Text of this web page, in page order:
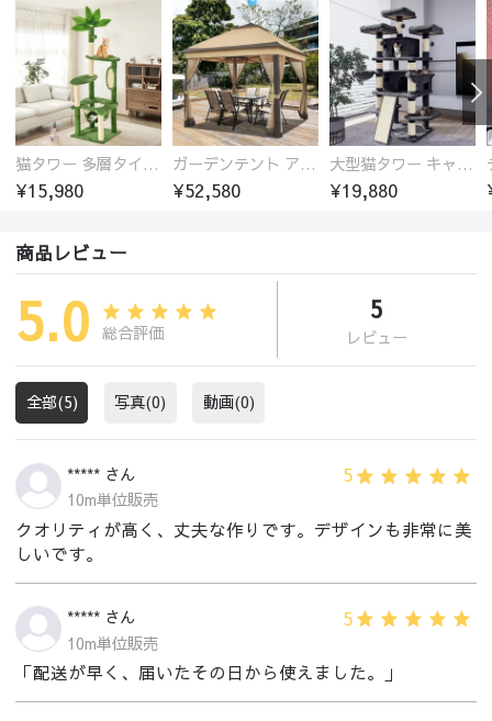
猫タワー 多層タイプ ハンモック付き 爪とぎポール 0001-petgoods
¥15,980
ガーデンテント アルミ製パーゴラ 日除け・防水対応 0001-tent
¥52,580
大型猫タワー キャットタワー 多猫用 猫ハウス付き 多機能タワー 0002-petgoods
¥19,880
商品レビュー
5.0 総合評価
5
レビュー
全部(5) 写真(0) 動画(0)
***** さん 5
10m単位販売
クオリティが高く、丈夫な作りです。デザインも非常に美
しいです。
***** さん 5
10m単位販売
「配送が早く、届いたその日から使えました。」